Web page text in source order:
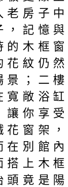
老房子
，記憶
的木框
花紋仍
景；二
寬敞浴
讓你享
窗架
在別館
搭上木
頭竟是